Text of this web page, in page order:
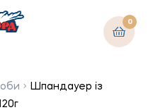
0
Шпандауер із